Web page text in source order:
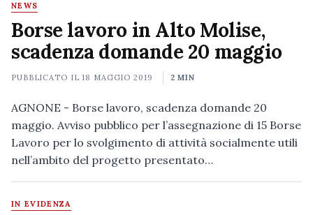
NEWS
Borse lavoro in Alto Molise,
scadenza domande 20 maggio
PUBBLICATO IL18 MAGGIO 2019 2 MIN
AGNONE - Borse lavoro, scadenza domande 20
maggio. Avviso pubblico per l’assegnazione di 15 Borse
Lavoro per lo svolgimento di attività socialmente utili
nell’ambito del progetto presentato…
IN EVIDENZA